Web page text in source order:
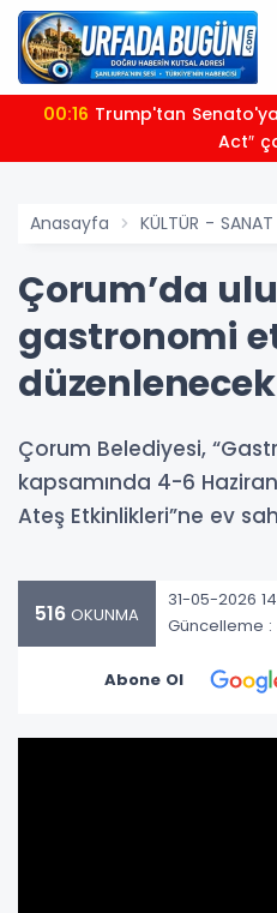
00:16
Act″
Anasayfa KÜLTÜR - SANAT
Çorum’da
gastronomi
düzenlenecek
Çorum Belediyesi,
kapsamında 4-6
Ateş Etkinlikleri”ne ev
516 OKUNMA
31-05-2026
Güncelleme :
Abone Ol